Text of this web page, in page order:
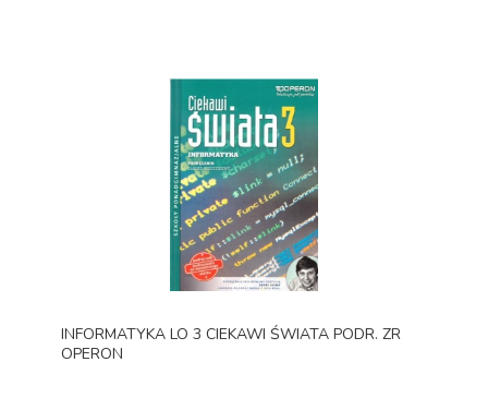
INFORMATYKA LO 3 CIEKAWI ŚWIATA PODR. ZR
OPERON